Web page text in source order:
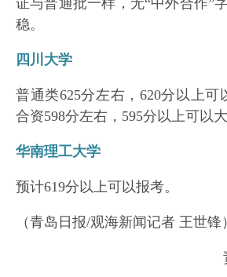
证与普通批一样，无“中外合作”
稳。
四川大学
普通类625分左右，620分以上可
合资598分左右，595分以上可以大
华南理工大学
预计619分以上可以报考。
（青岛日报/观海新闻记者 王世锋）